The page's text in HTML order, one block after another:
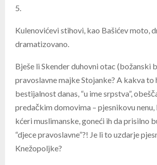
5.
Kulenovićevi stihovi, kao Bašićev moto,
dramatizovano.
Bješe li Skender duhovni otac (božanski
pravoslavne majke Stojanke? A kakva to
bestijalnost danas, “u ime srpstva”,
predačkim domovima – pjesnikovu nenu,
kćeri muslimanske, goneći ih da prisilno
“djece pravoslavne”?! Je li to uzdarje
Knežopoljke?